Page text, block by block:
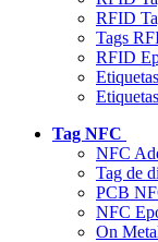
RFID
Tags
RFID
Tag NFC
NFC
Tag de
PCB
NFC
On